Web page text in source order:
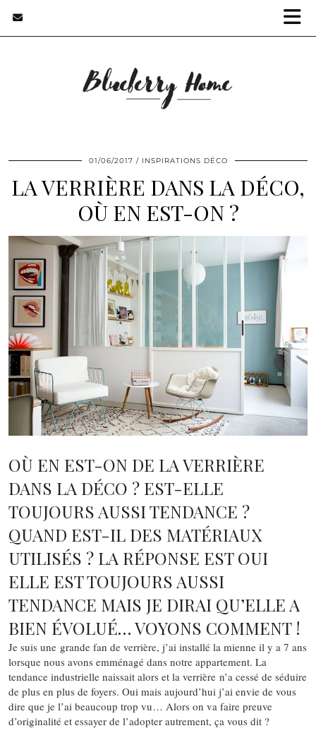
01/06/2017 INSPIRATIONS DÉCO
LA VERRIÈRE DANS LA DÉCO,
OÙ EN EST-ON ?
OÙ EN EST-ON DE LA VERRIÈRE
DANS LA DÉCO ? EST-ELLE
TOUJOURS AUSSI TENDANCE ?
QUAND EST-IL DES MATÉRIAUX
UTILISÉS ? LA RÉPONSE EST OUI
ELLE EST TOUJOURS AUSSI
TENDANCE MAIS JE DIRAI QU’ELLE A
BIEN ÉVOLUÉ… VOYONS COMMENT !
Je suis une grande fan de verrière, j’ai installé la mienne il y a 7 ans
lorsque nous avons emménagé dans notre appartement. La
tendance industrielle naissait alors et la verrière n’a cessé de séduire
de plus en plus de foyers. Oui mais aujourd’hui j’ai envie de vous
dire que je l’ai beaucoup trop vu… Alors on va faire preuve
d’originalité et essayer de l’adopter autrement, ça vous dit ?